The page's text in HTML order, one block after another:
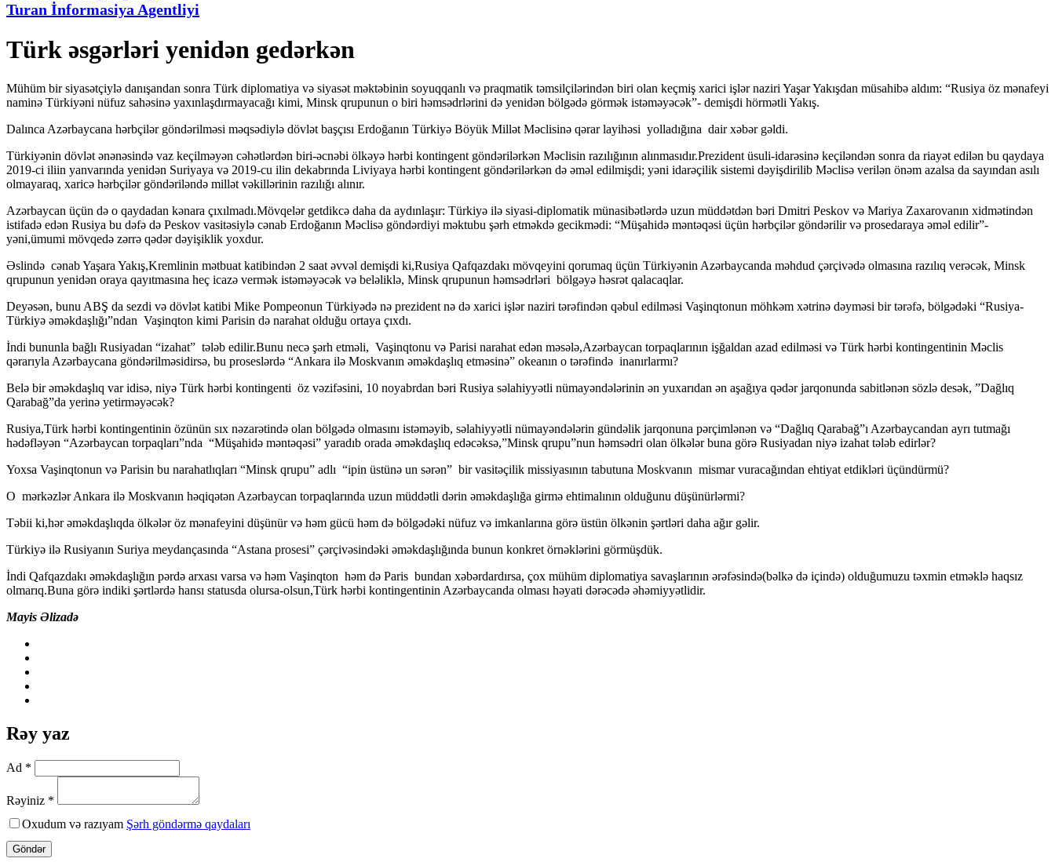
Turan İnformasiya Agentliyi
Türk əsgərləri yenidən gedərkən
Mühüm bir siyasətçiylə danışandan sonra Türk diplomatiya və siyasət məktəbinin soyuqqanlı və praqmatik təmsilçilərindən biri olan keçmiş xarici işlər naziri Yaşar Yakışdan müsahibə aldım: “Rusiya öz mənafeyi
naminə Türkiyəni nüfuz sahəsinə yaxınlaşdırmayacağı kimi, Minsk qrupunun o biri həmsədrlərini də yenidən bölgədə görmək istəməyəcək”- demişdi hörmətli Yakış.
Dalınca Azərbaycana hərbçilər göndərilməsi məqsədiylə dövlət başçısı Erdoğanın Türkiyə Böyük Millət Məclisinə qərar layihəsi yolladığına dair xəbər gəldi.
Türkiyənin dövlət ənənəsində vaz keçilməyən cəhətlərdən biri-əcnəbi ölkəyə hərbi kontingent göndərilərkən Məclisin razılığının alınmasıdır.Prezident üsuli-idarəsinə keçiləndən sonra da riayət edilən bu qaydaya
2019-ci iliin yanvarında yenidən Suriyaya və 2019-cu ilin dekabrında Liviyaya hərbi kontingent göndərilərkən də əməl edilmişdi; yəni idarəçilik sistemi dəyişdirilib Məclisə verilən önəm azalsa da sayından asılı
olmayaraq, xaricə hərbçilər göndəriləndə millət vəkillərinin razılığı alınır.
Azərbaycan üçün də o qaydadan kənara çıxılmadı.Mövqelər getdikcə daha da aydınlaşır: Türkiyə ilə siyasi-diplomatik münasibətlərdə uzun müddətdən bəri Dmitri Peskov və Mariya Zaxarovanın xidmətindən
istifadə edən Rusiya bu dəfə də Peskov vasitəsiylə cənab Erdoğanın Məclisə göndərdiyi məktubu şərh etməkdə gecikmədi: “Müşahidə məntəqəsi üçün hərbçilər göndərilir və prosedaraya əməl edilir”-
yəni,ümumi mövqedə zərrə qədər dəyişiklik yoxdur.
Əslində cənab Yaşara Yakış,Kremlinin mətbuat katibindən 2 saat əvvəl demişdi ki,Rusiya Qafqazdakı mövqeyini qorumaq üçün Türkiyənin Azərbaycanda məhdud çərçivədə olmasına razılıq verəcək, Minsk
qrupunun yenidən oraya qayıtmasına heç icazə vermək istəməyəcək və beləliklə, Minsk qrupunun həmsədrləri bölgəyə həsrət qalacaqlar.
Deyəsən, bunu ABŞ da sezdi və dövlət katibi Mike Pompeonun Türkiyədə nə prezident nə də xarici işlər naziri tərəfindən qəbul edilməsi Vaşinqtonun möhkəm xətrinə dəyməsi bir tərəfə, bölgədəki “Rusiya-
Türkiyə əməkdaşlığı”ndan Vaşinqton kimi Parisin də narahat olduğu ortaya çıxdı.
İndi bununla bağlı Rusiyadan “izahat” tələb edilir.Bunu necə şərh etməli, Vaşinqtonu və Parisi narahat edən məsələ,Azərbaycan torpaqlarının işğaldan azad edilməsi və Türk hərbi kontingentinin Məclis
qərarıyla Azərbaycana göndərilməsidirsə, bu proseslərdə “Ankara ilə Moskvanın əməkdaşlıq etməsinə” okeanın o tərəfində inanırlarmı?
Belə bir əməkdaşlıq var idisə, niyə Türk hərbi kontingenti öz vəzifəsini, 10 noyabrdan bəri Rusiya səlahiyyətli nümayəndələrinin ən yuxarıdan ən aşağıya qədər jarqonunda sabitlənən sözlə desək, ”Dağlıq
Qarabağ”da yerinə yetirməyəcək?
Rusiya,Türk hərbi kontingentinin özünün sıx nəzarətində olan bölgədə olmasını istəməyib, səlahiyyətli nümayəndələrin gündəlik jarqonuna pərçimlənən və “Dağlıq Qarabağ”ı Azərbaycandan ayrı tutmağı
hədəfləyən “Azərbaycan torpaqları”nda “Müşahidə məntəqəsi” yaradıb orada əməkdaşlıq edəcəksə,”Minsk qrupu”nun həmsədri olan ölkələr buna görə Rusiyadan niyə izahat tələb edirlər?
Yoxsa Vaşinqtonun və Parisin bu narahatlıqları “Minsk qrupu” adlı “ipin üstünə un sərən” bir vasitəçilik missiyasının tabutuna Moskvanın mismar vuracağından ehtiyat etdikləri üçündürmü?
O mərkəzlər Ankara ilə Moskvanın həqiqətən Azərbaycan torpaqlarında uzun müddətli dərin əməkdaşlığa girmə ehtimalının olduğunu düşünürlərmi?
Təbii ki,hər əməkdaşlıqda ölkələr öz mənafeyini düşünür və həm gücü həm də bölgədəki nüfuz və imkanlarına görə üstün ölkənin şərtləri daha ağır gəlir.
Türkiyə ilə Rusiyanın Suriya meydançasında “Astana prosesi” çərçivəsindəki əməkdaşlığında bunun konkret örnəklərini görmüşdük.
İndi Qafqazdakı əməkdaşlığın pərdə arxası varsa və həm Vaşinqton həm də Paris bundan xəbərdardırsa, çox mühüm diplomatiya savaşlarının ərəfəsində(bəlkə də içində) olduğumuzu təxmin etməklə haqsız
olmarıq.Buna görə indiki şərtlərdə hansı statusda olursa-olsun,Türk hərbi kontingentinin Azərbaycanda olması həyati dərəcədə əhəmiyyətlidir.
Mayis Əlizadə
Rəy yaz
Ad *
Rəyiniz *
Oxudum və razıyam Şərh göndərmə qaydaları
Göndər